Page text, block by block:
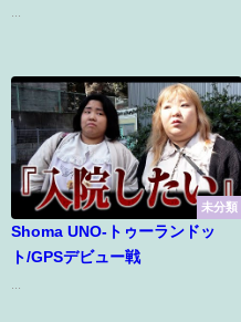
未分類
Shoma UNO-トゥーランドッ
ト/GPSデビュー戦